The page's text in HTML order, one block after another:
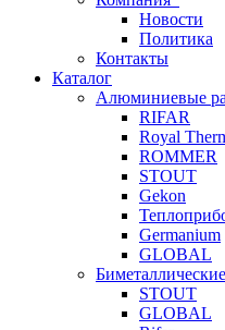
Новости
Политика
Контакты
Каталог
Алюминиевые
RIFAR
Royal
ROMMER
STOUT
Gekon
Germanium
GLOBAL
STOUT
GLOBAL